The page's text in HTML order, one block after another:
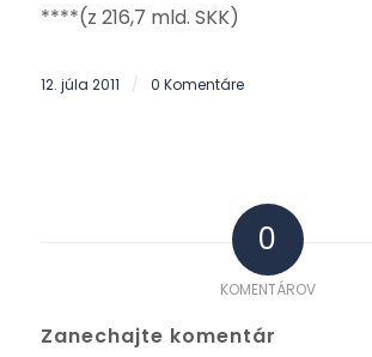
****(z 216,7 mld. SKK)
12. júla 2011 / 0 Komentáre
0
KOMENTÁROV
Zanechajte komentár